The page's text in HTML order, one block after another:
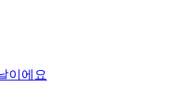
이에요